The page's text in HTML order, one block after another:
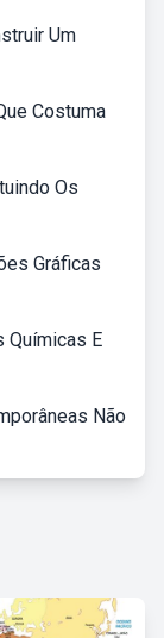
Um
Costuma
Os
Gráficas
Químicas E
Não